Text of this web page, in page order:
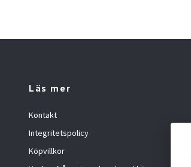
Läs mer
Kontakt
Integritetspolicy
Köpvillkor